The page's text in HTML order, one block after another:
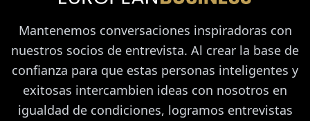
Mantenemos conversaciones inspiradoras con
nuestros socios de entrevista. Al crear la base de
confianza para que estas personas inteligentes y
exitosas intercambien ideas con nosotros en
igualdad de condiciones, logramos entrevistas